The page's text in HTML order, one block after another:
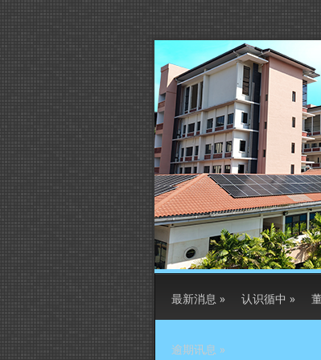
最新消息 » 认识循中 »
逾期讯息 »